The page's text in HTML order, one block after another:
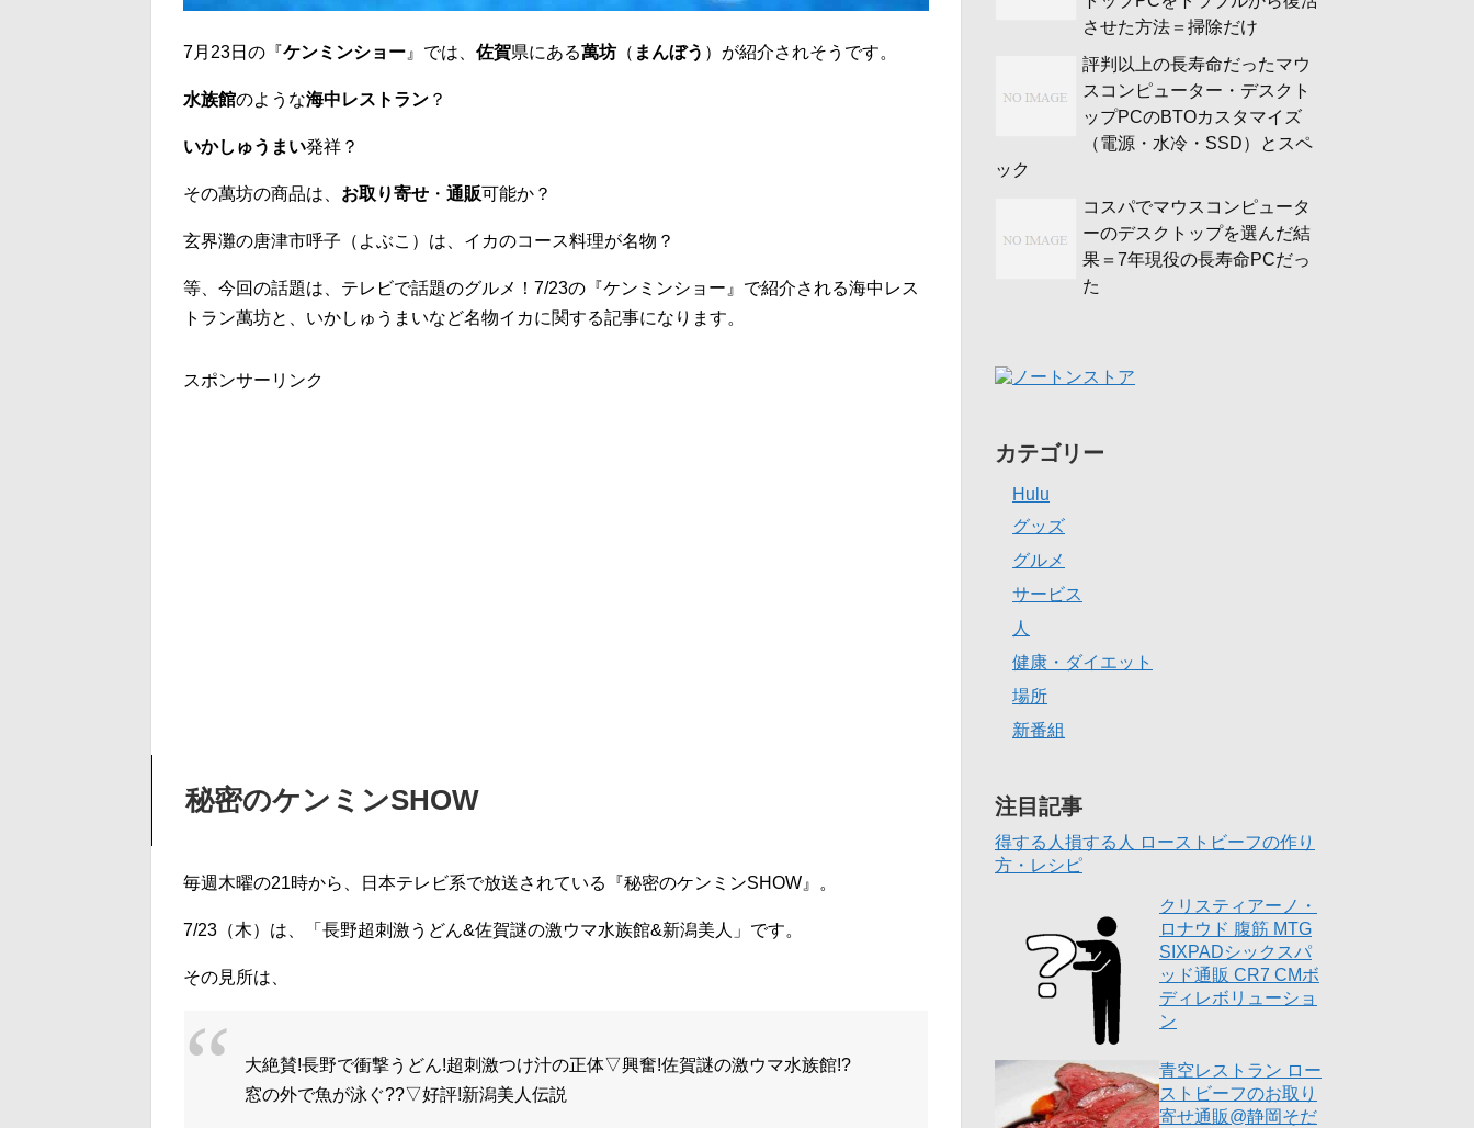
7月23日の『ケンミンショー 』では、 佐賀県にある萬坊 （ まんぼう ）が紹介されそうです。
水族館のような海中レストラン ？
いかしゅうまい発祥？
その萬坊の商品は、 お取り寄せ ・ 通販可能か？
玄界灘の唐津市呼子（よぶこ）は、イカのコース料理が名物？
等、今回の話題は、テレビで話題のグルメ！7/23の『ケンミンショー』で紹介される海中レス
トラン萬坊と、いかしゅうまいなど名物イカに関する記事になります。
スポンサーリンク
秘密のケンミンSHOW
毎週木曜の21時から、日本テレビ系で放送されている『秘密のケンミンSHOW』。
7/23（木）は、「長野超刺激うどん&佐賀謎の激ウマ水族館&新潟美人」です。
その見所は、
大絶賛!長野で衝撃うどん!超刺激つけ汁の正体▽興奮!佐賀謎の激ウマ水族館!?
窓の外で魚が泳ぐ??▽好評!新潟美人伝説
させた方法＝掃除だけ
評判以上の長寿命だったマウ
スコンピューター・デスクト
ップPCのBTOカスタマイズ
（電源・水冷・SSD）とスペ
ック
コスパでマウスコンピュータ
ーのデスクトップを選んだ結
果＝7年現役の長寿命PCだっ
た
カテゴリー
Hulu
グッズ
グルメ
サービス
人
健康・ダイエット
場所
新番組
注目記事
得する人損する人 ローストビーフの作り
方・レシピ
クリスティアーノ・
ロナウド 腹筋 MTG
SIXPADシックスパ
ッド通販 CR7 CMボ
ディレボリューショ
ン
青空レストラン ロー
ストビーフのお取り
寄せ通販@静岡そだ